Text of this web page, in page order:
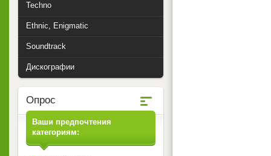
Techno
Ethnic, Enigmatic
Soundtrack
Дискографии
Опрос
Ваши предпочтения
категориям: